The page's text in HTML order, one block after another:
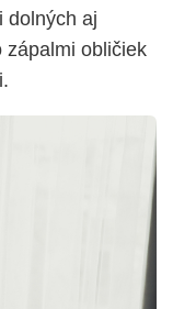
dolných aj
zápalmi obličiek